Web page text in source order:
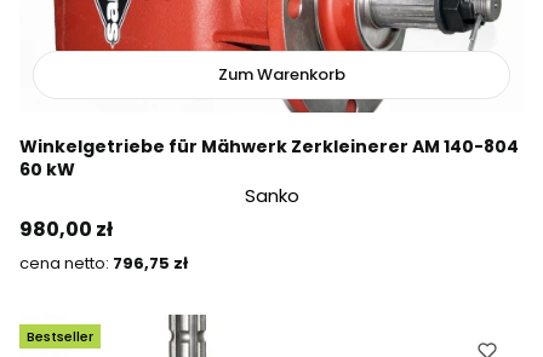
Zum Warenkorb
Winkelgetriebe für Mähwerk Zerkleinerer AM 140-804
60 kW
Sanko
Preis
980,00 zł
Preis
796,75 zł
Bestseller